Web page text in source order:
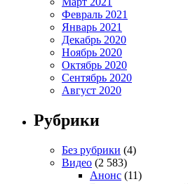
Февраль 2021
Январь 2021
Декабрь 2020
Ноябрь 2020
Октябрь 2020
Сентябрь 2020
Август 2020
Рубрики
Без рубрики (4)
Видео (2 583)
Анонс (11)